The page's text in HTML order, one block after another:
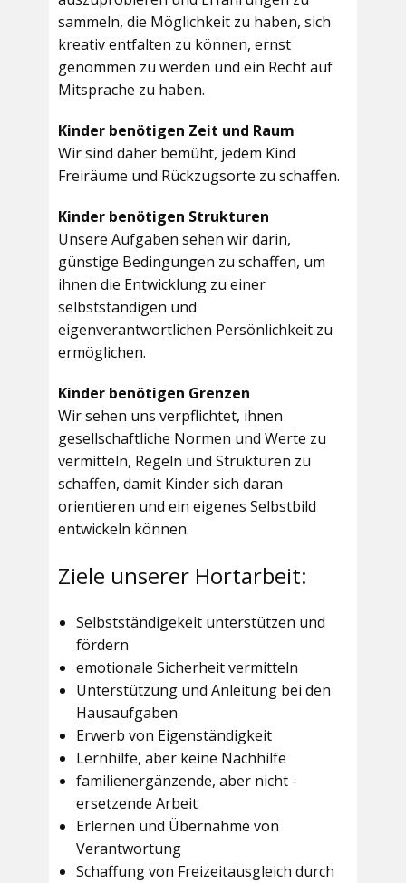
sammeln, die Möglichkeit zu haben, sich
kreativ entfalten zu können, ernst
genommen zu werden und ein Recht auf
Mitsprache zu haben.
Kinder benötigen Zeit und Raum
Wir sind daher bemüht, jedem Kind
Freiräume und Rückzugsorte zu schaffen.
Kinder benötigen Strukturen
Unsere Aufgaben sehen wir darin,
günstige Bedingungen zu schaffen, um
ihnen die Entwicklung zu einer
selbstständigen und
eigenverantwortlichen Persönlichkeit zu
ermöglichen.
Kinder benötigen Grenzen
Wir sehen uns verpflichtet, ihnen
gesellschaftliche Normen und Werte zu
vermitteln, Regeln und Strukturen zu
schaffen, damit Kinder sich daran
orientieren und ein eigenes Selbstbild
entwickeln können.
Ziele unserer Hortarbeit:
Selbstständigekeit unterstützen und
fördern
emotionale Sicherheit vermitteln
Unterstützung und Anleitung bei den
Hausaufgaben
Erwerb von Eigenständigkeit
Lernhilfe, aber keine Nachhilfe
familienergänzende, aber nicht -
ersetzende Arbeit
Erlernen und Übernahme von
Verantwortung
Schaffung von Freizeitausgleich durch